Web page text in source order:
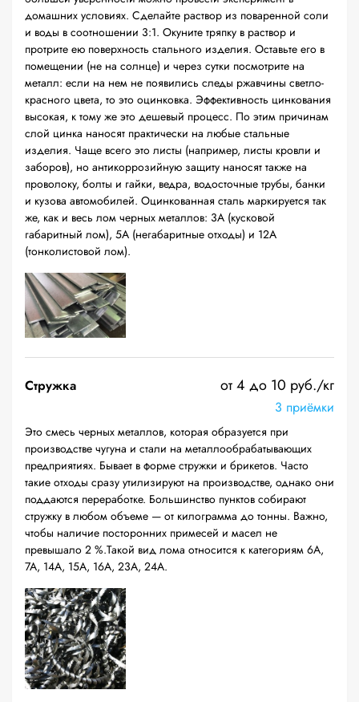
домашних условиях. Сделайте раствор из поваренной соли
и воды в соотношении 3:1. Окуните тряпку в раствор и
протрите ею поверхность стального изделия. Оставьте его в
помещении (не на солнце) и через сутки посмотрите на
металл: если на нем не появились следы ржавчины светло-
красного цвета, то это оцинковка. Эффективность цинкования
высокая, к тому же это дешевый процесс. По этим причинам
слой цинка наносят практически на любые стальные
изделия. Чаще всего это листы (например, листы кровли и
заборов), но антикоррозийную защиту наносят также на
проволоку, болты и гайки, ведра, водосточные трубы, банки
и кузова автомобилей. Оцинкованная сталь маркируется так
же, как и весь лом черных металлов: 3А (кусковой
габаритный лом), 5А (негабаритные отходы) и 12А
(тонколистовой лом).
Стружка от 4 до 10 руб./кг
3 приёмки
Это смесь черных металлов, которая образуется при
производстве чугуна и стали на металлообрабатывающих
предприятиях. Бывает в форме стружки и брикетов. Часто
такие отходы сразу утилизируют на производстве, однако они
поддаются переработке. Большинство пунктов собирают
стружку в любом объеме — от килограмма до тонны. Важно,
чтобы наличие посторонних примесей и масел не
превышало 2 %.Такой вид лома относится к категориям 6А,
7А, 14А, 15А, 16А, 23А, 24А.